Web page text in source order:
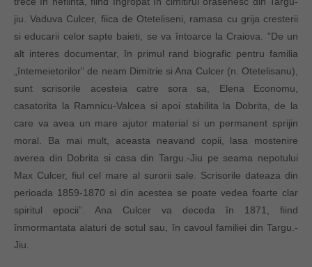
jiu. Vaduva Culcer, fiica de Oteteliseni, ramasa cu grija cresterii
si educarii celor sapte baieti, se va întoarce la Craiova. ”De un
alt interes documentar, în primul rand biografic pentru familia
„întemeietorilor” de neam Dimitrie si Ana Culcer (n. Otetelisanu),
sunt scrisorile acesteia catre sora sa, Elena Economu,
casatorita la Ramnicu-Valcea si apoi stabilita la Dobrita, de la
care va avea un mare ajutor material si un permanent sprijin
moral. Ba mai mult, aceasta neavand copii, lasa mostenire
averea din Dobrita si casa din Targu.-Jiu pe seama nepotului
Max Culcer, fiul cel mare al surorii sale. Scrisorile dateaza din
perioada 1859-1870 si din acestea se poate vedea foarte clar
spiritul epocii”. Ana Culcer va deceda în 1871, fiind
înmormantata alaturi de sotul sau, în cavoul familiei din Targu.-
Jiu.